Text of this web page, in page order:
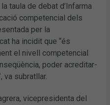
taula de debat d’Infarma
competencial dels
per la
ha incidit que “és
el nivell competencial
poder acreditar-
va subratllar.
vicepresidenta del